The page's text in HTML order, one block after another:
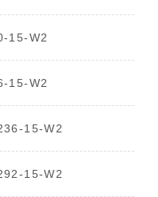
15-W2
15-W2
15-W2
15-W2